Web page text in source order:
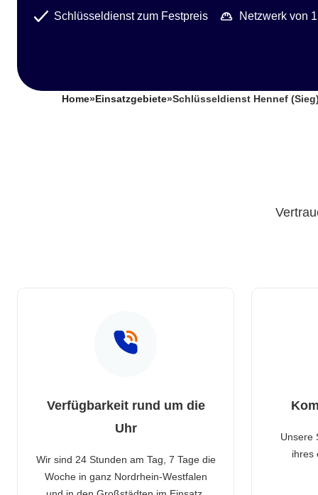
Schlüsseldienst zum Festpreis
Netzwerk von
Home» Einsatzgebiete»Schlüsseldienst Hennef
Verfügbarkeit rund um die
Uhr
Wir sind 24 Stunden am Tag, 7 Tage die
Woche in ganz Nordrhein-Westfalen
Unsere
ihres